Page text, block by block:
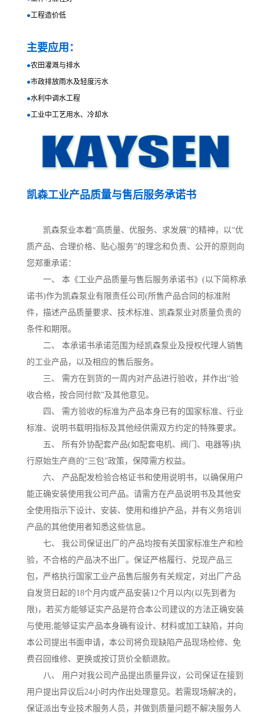
●工程造价低
主要应用：
●农田灌溉与排水
●市政排放雨水及轻度污水
●水利中调水工程
●工业中工艺用水、冷却水
凯森工业产品质量与售后服务承诺书
凯森泵业本着“高质量、优服务、求发展”的精神，以“优
质产品、合理价格、贴心服务”的理念和负责、公开的原则向
您郑重承诺：
一、 本《工业产品质量与售后服务承诺书》(以下简称承
诺书)作为凯森泵业有限责任公司(所售产品合同的标准附
件，描述产品质量要求、技术标准、凯森泵业对质量负责的
条件和期限。
二、 本承诺书承诺范围为经凯森泵业及授权代理人销售
的工业产品，以及相应的售后服务。
三、 需方在到货的一周内对产品进行验收，并作出“验
收合格，按合同付款”及其他意见。
四、 需方验收的标准为产品本身已有的国家标准、行业
标准、说明书载明指标及其他经供需双方约定的特殊要求。
五、 所有外协配套产品(如配套电机、阀门、电器等)执
行原始生产商的“三包”政策，保障需方权益。
六、 产品配发检验合格证书和使用说明书，以确保用户
能正确安装使用我公司产品。请需方在产品说明书及其他安
全使用指示下设计、安装、使用和维护产品，并有义务培训
产品的其他使用者知悉这些信息。
七、 我公司保证出厂的产品均按有关国家标准生产和检
验，不合格的产品决不出厂。保证严格履行、兑现产品三
包，严格执行国家工业产品售后服务有关规定，对出厂产品
自发货日起的18个月内或产品安装12个月以内(以先到者为
限)，若买方能够证实产品是符合本公司建议的方法正确安装
与使用;能够证实产品本身确有设计、材料或加工缺陷，并向
本公司提出书面申请，本公司将负现缺陷产品现场检修、免
费召回维修、更换或按订货价全额退款。
八、 用户对我公司产品提出质量异议，公司保证在接到
用户提出异议后24小时内作出处理意见。若需现场解决的，
保证派出专业技术服务人员，并做到质量问题不解决服务人